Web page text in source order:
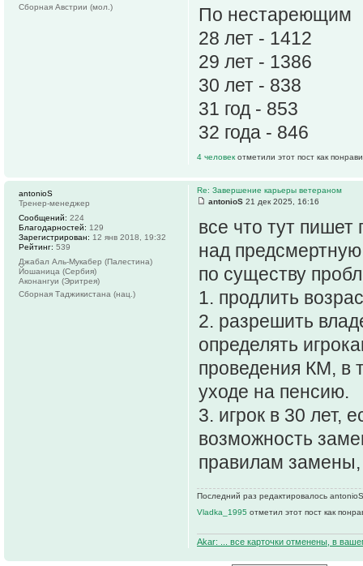
По нестареющим
28 лет - 1412
29 лет - 1386
30 лет - 838
31 год - 853
32 года - 846
4 человекотметили этот пост как
Сборная Австрии (мол.)
Re: Завершение карьеры ветераном
antonioS 21 дек 2025, 16:16
все что тут
над
по существу
1. продлить
2. разрешить
определять
проведения КМ, в
уходе на пенсию.
3. игрок в 30 лет,
возможность
правилам замены,
Последний раз редактировалось
Vladka_1995 отметил этот пост как
Akar: ... все карточки отменены, в
antonioS
Тренер-менеджер
Сообщений: 224
Благодарностей: 129
Зарегистрирован: 12 янв 2018, 19:32
Рейтинг: 539
Джабал Аль-Мукабер (Палестина)
Йошаница (Сербия)
Аконангуи (Эритрея)
Сборная Таджикистана (нац.)